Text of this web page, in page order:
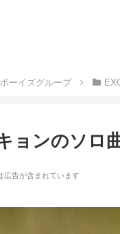
ーイズグループ
ョンのソロ
告が含まれています